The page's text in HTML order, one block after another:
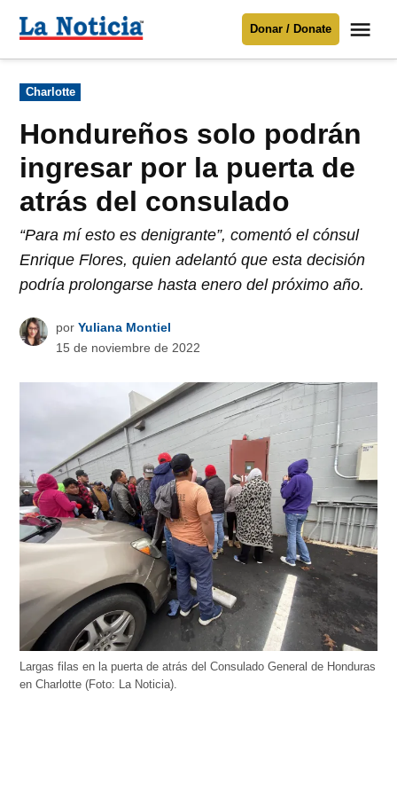
Para mantenerte informado necesitamos
Donar
contenido
Noticia
Donar / Donate
Publicado
en
Charlotte
Hondureños solo podrán
ingresar por la puerta de
atrás del consulado
“Para mí esto es denigrante”, comentó el cónsul
Enrique Flores, quien adelantó que esta decisión
podría prolongarse hasta enero del próximo año.
por Yuliana Montiel
15 de noviembre de 2022
Largas filas en la puerta de atrás del Consulado General de Honduras
en Charlotte (Foto: La Noticia).